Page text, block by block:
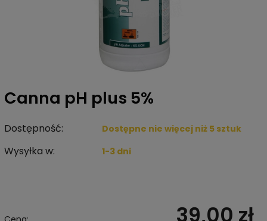
Canna pH plus 5%
Dostępność: Dostępne nie więcej niż 5 sztuk
Wysyłka w: 1-3 dni
39,00 zł